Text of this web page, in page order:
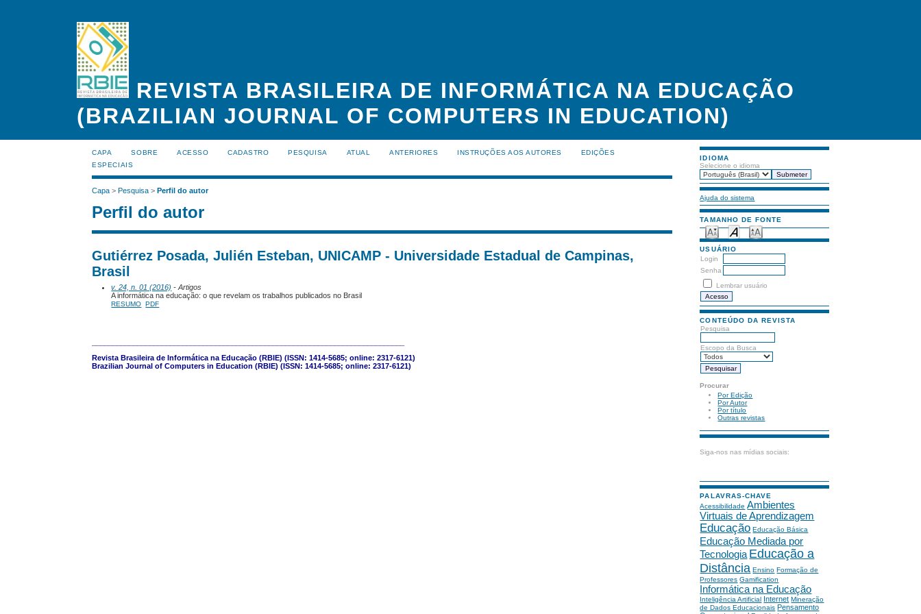
REVISTA BRASILEIRA DE INFORMÁTICA NA EDUCAÇÃO
(BRAZILIAN JOURNAL OF COMPUTERS IN EDUCATION)
IDIOMA
Selecione o idioma
Ajuda do sistema
TAMANHO DE FONTE
USUÁRIO
Login
Senha
Lembrar usuário
CONTEÚDO DA REVISTA
Pesquisa
Escopo da Busca
Procurar
Por Edição
Por Autor
Por título
Outras revistas
Siga-nos nas mídias sociais:
PALAVRAS-CHAVE
Acessibilidade Ambientes
Virtuais de Aprendizagem
Educação Educação Básica
Educação Mediada por
Tecnologia Educação a
Distância Ensino Formação de
Professores Gamification
Informática na Educação
Inteligência Artificial Internet Mineração
de Dados Educacionais Pensamento
CAPA SOBRE ACESSO CADASTRO PESQUISA ATUAL ANTERIORES INSTRUÇÕES AOS AUTORES
EDIÇÕES
ESPECIAIS
Capa >Pesquisa >Perfil do autor
Perfil do autor
Gutiérrez Posada, Julién Esteban, UNICAMP - Universidade Estadual de Campinas,
Brasil
v. 24, n. 01 (2016) - Artigos
A informática na educação: o que revelam os trabalhos publicados no Brasil
RESUMO PDF
Revista Brasileira de Informática na Educação (RBIE) (ISSN: 1414-5685; online: 2317-6121)
Brazilian Journal of Computers in Education (RBIE) (ISSN: 1414-5685; online: 2317-6121)